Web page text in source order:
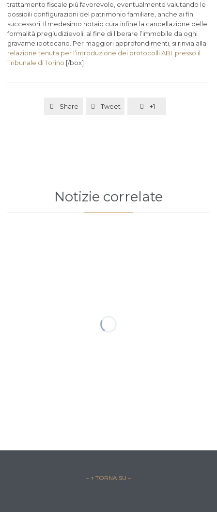
trattamento fiscale più favorevole, eventualmente valutando le
possibili configurazioni del patrimonio familiare, anche ai fini
successori. Il medesimo notaio cura infine la cancellazione delle
formalità pregiudizievoli, al fine di liberare l’immobile da ogni
gravame ipotecario. Per maggiori approfondimenti, si rinvia alla
relazione tenuta per l’introduzione dei protocolli ABI presso il
Tribunale di Torino .[/box]
 Share  Tweet  +1
Notizie correlate
– ↑ TORNA SU –